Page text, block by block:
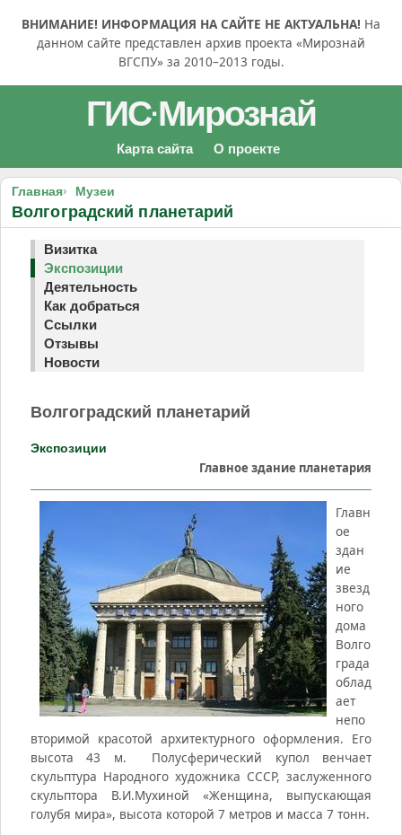
ВНИМАНИЕ! ИНФОРМАЦИЯ НА САЙТЕ НЕ АКТУАЛЬНА! На
данном сайте представлен архив проекта «Мирознай
ВГСПУ» за 2010–2013 годы.
ГИС·Мирознай
Карта сайта О проекте
Главная Музеи
Волгоградский планетарий
Визитка
Экспозиции
Деятельность
Как добраться
Ссылки
Отзывы
Новости
Волгоградский планетарий
Экспозиции
Главное здание планетария
Главн
ое
здан
ие
звезд
ного
дома
Волго
града
облад
ает
непо
вторимой красотой архитектурного оформления. Его
высота 43 м. Полусферический купол венчает
скульптура Народного художника СССР, заслуженного
скульптора В.И.Мухиной «Женщина, выпускающая
голубя мира», высота которой 7 метров и масса 7 тонн.